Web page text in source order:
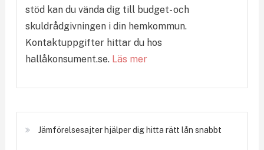
stöd kan du vända dig till budget- och
skuldrådgivningen i din hemkommun.
Kontaktuppgifter hittar du hos
hallåkonsument.se. Läs mer
Jämförelsesajter hjälper dig hitta rätt lån snabbt